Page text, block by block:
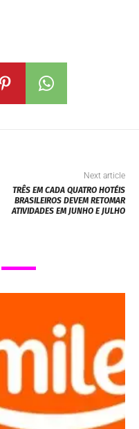
Next article
TRÊS EM CADA QUATRO HOTÉIS
BRASILEIROS DEVEM RETOMAR
ATIVIDADES EM JUNHO E JULHO